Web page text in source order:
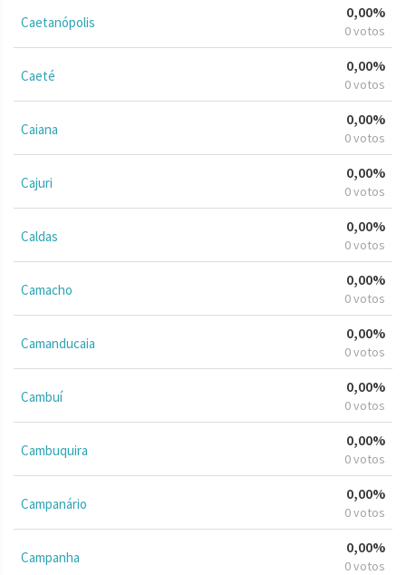
Caetanópolis
0,00%
0 votos
Caeté
0,00%
0 votos
Caiana
0,00%
0 votos
Cajuri
0,00%
0 votos
Caldas
0,00%
0 votos
Camacho
0,00%
0 votos
Camanducaia
0,00%
0 votos
Cambuí
0,00%
0 votos
Cambuquira
0,00%
0 votos
Campanário
0,00%
0 votos
Campanha
0,00%
0 votos